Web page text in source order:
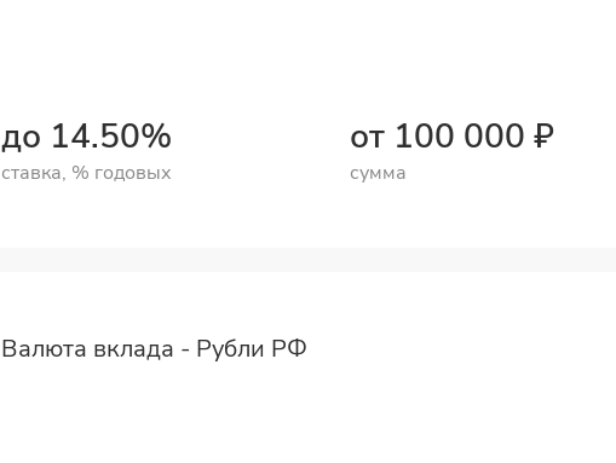
до 14.50%⠀
ставка, % годовых
от 100 000 ₽
сумма
Валюта вклада - Рубли РФ